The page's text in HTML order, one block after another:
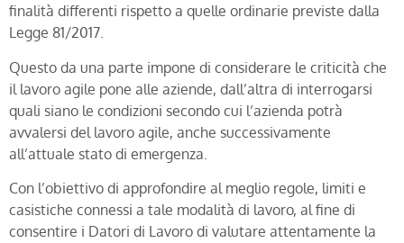
finalità differenti rispetto a quelle ordinarie previste dalla
Legge 81/2017.
Questo da una parte impone di considerare le criticità che
il lavoro agile pone alle aziende, dall’altra di interrogarsi
quali siano le condizioni secondo cui l’azienda potrà
avvalersi del lavoro agile, anche successivamente
all’attuale stato di emergenza.
Con l’obiettivo di approfondire al meglio regole, limiti e
casistiche connessi a tale modalità di lavoro, al fine di
consentire i Datori di Lavoro di valutare attentamente la